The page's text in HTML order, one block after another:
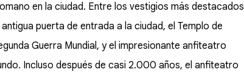
en la ciudad. Entre los vestigios más destacados
puerta de entrada a la ciudad, el Templo de
Guerra Mundial, y el impresionante anfiteatro
Incluso después de casi 2.000 años, el anfiteatro